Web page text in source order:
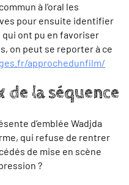
à l’oral les
pour ensuite identifier
ont pu en favoriser
on peut se reporter à ce
approchedunfilm/
la séquence
d’emblée Wadjda
qui refuse de rentrer
de mise en scène
?